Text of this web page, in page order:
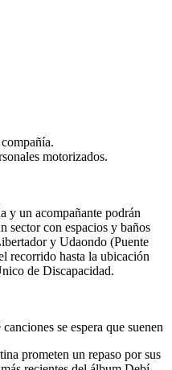
motorizados.
y un acompañante podrán
sector con espacios y baños
y Udaondo (Puente
recorrido hasta la ubicación
de Discapacidad.
se espera que suenen
prometen un repaso por sus